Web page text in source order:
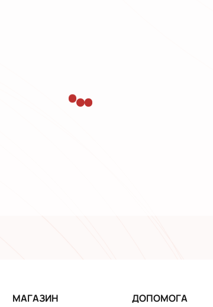
МАГАЗИН ДОПОМОГА